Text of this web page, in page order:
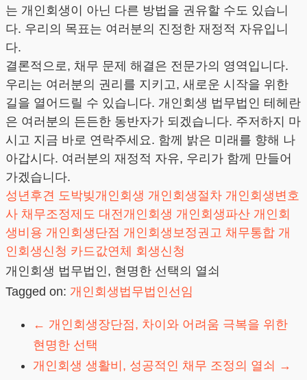
는 개인회생이 아닌 다른 방법을 권유할 수도 있습니
다. 우리의 목표는 여러분의 진정한 재정적 자유입니
다.
결론적으로, 채무 문제 해결은 전문가의 영역입니다.
우리는 여러분의 권리를 지키고, 새로운 시작을 위한
길을 열어드릴 수 있습니다. 개인회생 법무법인 테헤란
은 여러분의 든든한 동반자가 되겠습니다. 주저하지 마
시고 지금 바로 연락주세요. 함께 밝은 미래를 향해 나
아갑시다. 여러분의 재정적 자유, 우리가 함께 만들어
가겠습니다.
성년후견 도박빚개인회생 개인회생절차 개인회생변호
사 채무조정제도 대전개인회생 개인회생파산 개인회
생비용 개인회생단점 개인회생보정권고 채무통합 개
인회생신청 카드값연체
회생신청
개인회생 법무법인, 현명한 선택의 열쇠
Tagged on: 개인회생법무법인선임
← 개인회생장단점, 차이와 어려움 극복을 위한
현명한 선택
개인회생 생활비, 성공적인 채무 조정의 열쇠
→